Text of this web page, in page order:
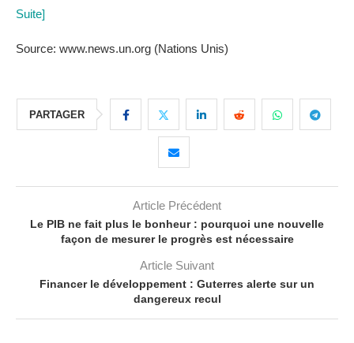
Suite]
Source: www.news.un.org (Nations Unis)
PARTAGER
Article Précédent
Le PIB ne fait plus le bonheur : pourquoi une nouvelle
façon de mesurer le progrès est nécessaire
Article Suivant
Financer le développement : Guterres alerte sur un
dangereux recul